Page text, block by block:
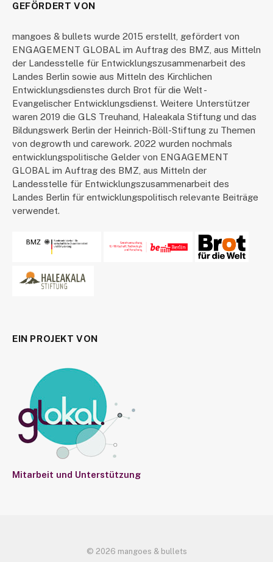
GEFÖRDERT VON
mangoes & bullets wurde 2015 erstellt, gefördert von
ENGAGEMENT GLOBAL im Auftrag des BMZ, aus Mitteln
der Landesstelle für Entwicklungszusammenarbeit des
Landes Berlin sowie aus Mitteln des Kirchlichen
Entwicklungsdienstes durch Brot für die Welt -
Evangelischer Entwicklungsdienst. Weitere Unterstützer
waren 2019 die GLS Treuhand, Haleakala Stiftung und das
Bildungswerk Berlin der Heinrich-Böll-Stiftung zu Themen
von degrowth und carework. 2022 wurden nochmals
entwicklungspolitische Gelder von ENGAGEMENT
GLOBAL im Auftrag des BMZ, aus Mitteln der
Landesstelle für Entwicklungszusammenarbeit des
Landes Berlin für entwicklungspolitisch relevante Beiträge
verwendet.
EIN PROJEKT VON
Mitarbeit und Unterstützung
© 2026 mangoes & bullets